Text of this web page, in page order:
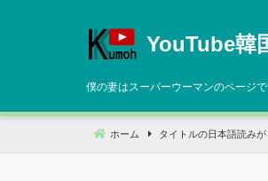
へ
動
YouTube韓
僕の妻はスーパーウーマンのページで
ホーム タイトルの日本語読み